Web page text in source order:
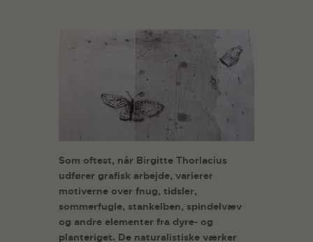
Som oftest, når Birgitte Thorlacius
udfører grafisk arbejde, varierer
motiverne over fnug, tidsler,
sommerfugle, stankelben, spindelvæv
og andre elementer fra dyre- og
planteriget. De naturalistiske værker